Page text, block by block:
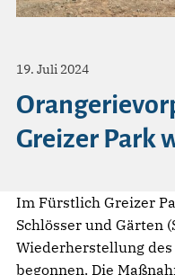
19. Juli 2024
Greizer Park
Im Fürstlich Greizer
Schlösser und Gärten
Wiederherstellung
begonnen. Die